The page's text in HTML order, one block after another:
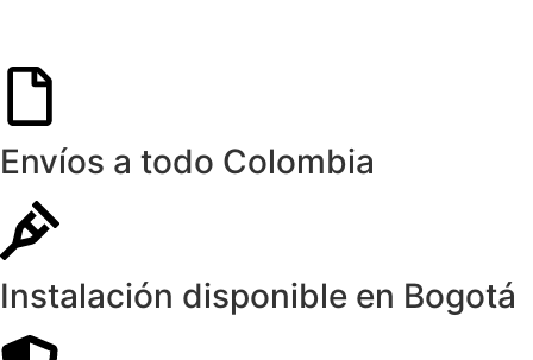
Envíos a todo Colombia
Instalación disponible en Bogotá